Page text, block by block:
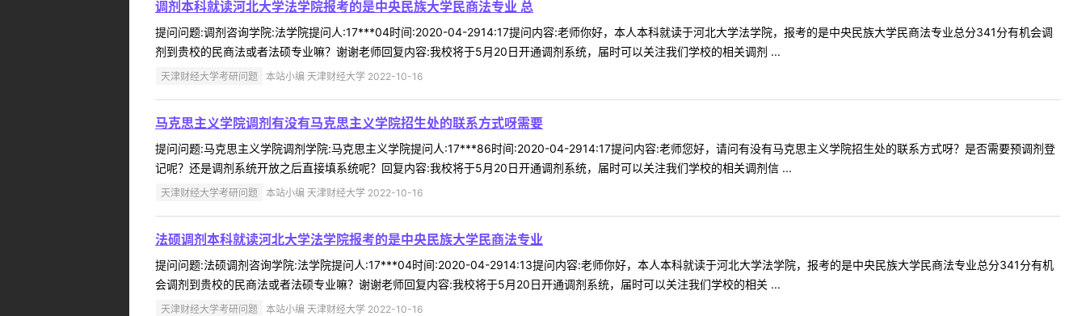
调剂本科就读河北大学法学院报考的是中央民族大学民商法专业 总
提问问题:调剂咨询学院:法学院提问人:17***04时间:2020-04-2914:17提问内容:老师你好，本人本科就读于河北大学法学院，报考的是中央民族大学民商法专业总分341分有机会调
剂到贵校的民商法或者法硕专业嘛？谢谢老师回复内容:我校将于5月20日开通调剂系统，届时可以关注我们学校的相关调剂 ...
天津财经大学考研问题 本站小编 天津财经大学 2022-10-16
马克思主义学院调剂有没有马克思主义学院招生处的联系方式呀需要
提问问题:马克思主义学院调剂学院:马克思主义学院提问人:17***86时间:2020-04-2914:17提问内容:老师您好，请问有没有马克思主义学院招生处的联系方式呀？是否需要预调剂登
记呢？还是调剂系统开放之后直接填系统呢？回复内容:我校将于5月20日开通调剂系统，届时可以关注我们学校的相关调剂信 ...
天津财经大学考研问题 本站小编 天津财经大学 2022-10-16
法硕调剂本科就读河北大学法学院报考的是中央民族大学民商法专业
提问问题:法硕调剂咨询学院:法学院提问人:17***04时间:2020-04-2914:13提问内容:老师你好，本人本科就读于河北大学法学院，报考的是中央民族大学民商法专业总分341分有机
会调剂到贵校的民商法或者法硕专业嘛？谢谢老师回复内容:我校将于5月20日开通调剂系统，届时可以关注我们学校的相关 ...
天津财经大学考研问题 本站小编 天津财经大学 2022-10-16